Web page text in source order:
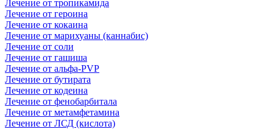
Лечение от тропикамида
Лечение от героина
Лечение от кокаина
Лечение от марихуаны (каннабис)
Лечение от соли
Лечение от гашиша
Лечение от альфа-PVP
Лечение от бутирата
Лечение от кодеина
Лечение от фенобарбитала
Лечение от метамфетамина
Лечение от ЛСД (кислота)